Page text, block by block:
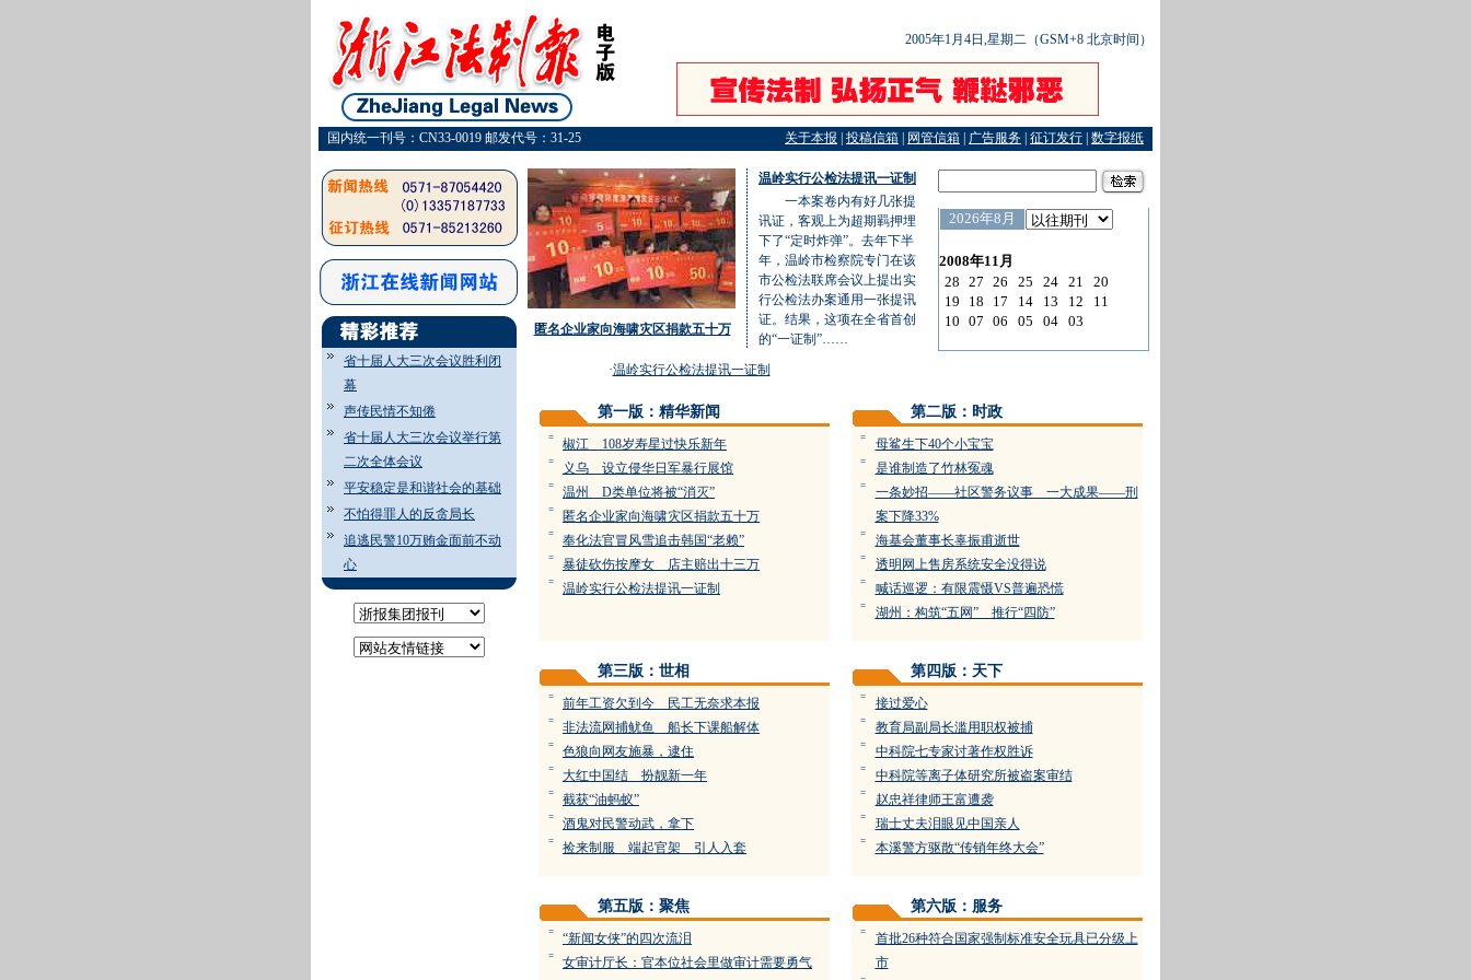
2005年1月4日,星期二（GSM+8 北京时间）
国内统一刊号：CN33-0019 邮发代号：31-25 关于本报 投稿信箱 网管信箱 广告服务 征订发行 数字报纸
省十届人大三次会议胜利闭
幕
声传民情不知倦
省十届人大三次会议举行第
二次全体会议
平安稳定是和谐社会的基础
不怕得罪人的反贪局长
追逃民警10万贿金面前不动
心
匿名企业家向海啸灾区捐款五十万
温岭实行公检法提讯一证制
一本案卷内有好几张提
讯证，客观上为超期羁押埋
下了“定时炸弹”。去年下半
年，温岭市检察院专门在该
市公检法联席会议上提出实
行公检法办案通用一张提讯
证。结果，这项在全省首创
的“一证制”……
温岭实行公检法提讯一证制
第一版：精华新闻
= 椒江 108岁寿星过快乐新年
= 义乌 设立侵华日军暴行展馆
= 温州 D类单位将被“消灭”
= 匿名企业家向海啸灾区捐款五十万
= 奉化法官冒风雪追击韩国“老赖”
= 暴徒砍伤按摩女 店主赔出十三万
= 温岭实行公检法提讯一证制
第二版：时政
= 母鲨生下40个小宝宝
= 是谁制造了竹林冤魂
=
一条妙招——社区警务议事 一大成果——刑
案下降33%
= 海基会董事长辜振甫逝世
= 透明网上售房系统安全没得说
= 喊话巡逻：有限震慑VS普遍恐慌
= 湖州：构筑“五网” 推行“四防”
第三版：世相
= 前年工资欠到今 民工无奈求本报
= 非法流网捕鱿鱼 船长下课船解体
= 色狼向网友施暴，逮住
= 大红中国结 扮靓新一年
= 截获“油蚂蚁”
= 酒鬼对民警动武，拿下
= 捡来制服 端起官架 引人入套
第四版：天下
= 接过爱心
= 教育局副局长滥用职权被捕
= 中科院七专家讨著作权胜诉
= 中科院等离子体研究所被盗案审结
= 赵忠祥律师王富遭袭
= 瑞士丈夫泪眼见中国亲人
= 本溪警方驱散“传销年终大会”
第五版：聚焦
= “新闻女侠”的四次流泪
= 女审计厅长：官本位社会里做审计需要勇气
第六版：服务
=
首批26种符合国家强制标准安全玩具已分级上
市